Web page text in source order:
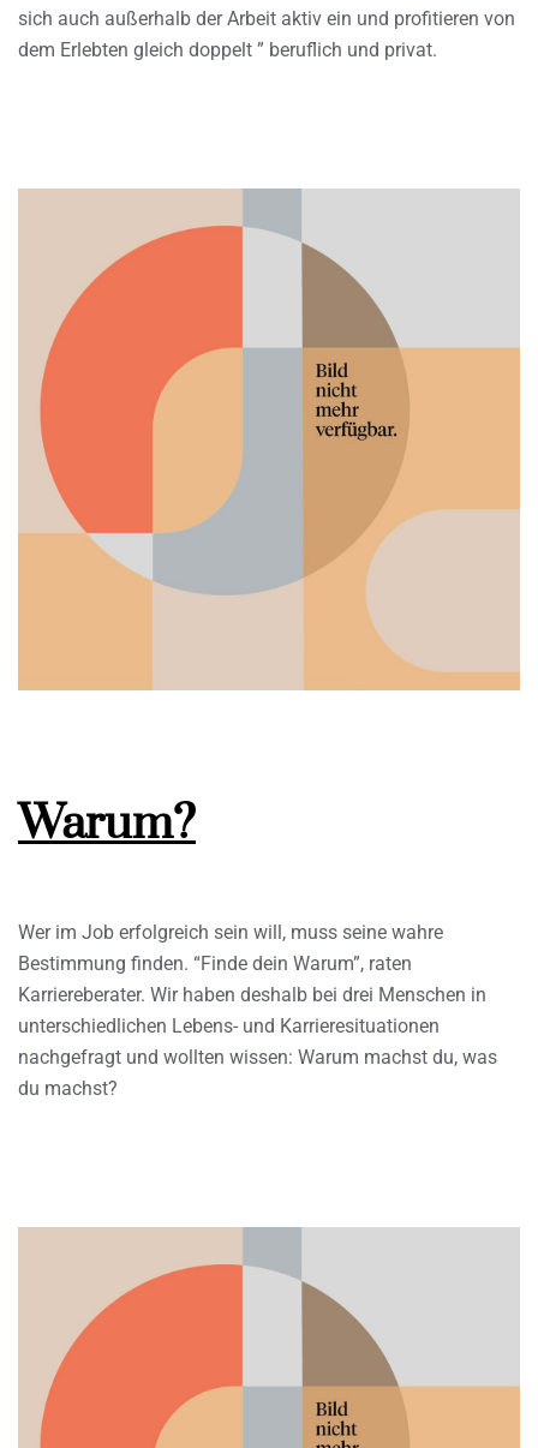
sich auch außerhalb der Arbeit aktiv ein und profitieren von
dem Erlebten gleich doppelt ” beruflich und privat.
Warum?
Wer im Job erfolgreich sein will, muss seine wahre
Bestimmung finden. “Finde dein Warum”, raten
Karriereberater. Wir haben deshalb bei drei Menschen in
unterschiedlichen Lebens- und Karrieresituationen
nachgefragt und wollten wissen: Warum machst du, was
du machst?